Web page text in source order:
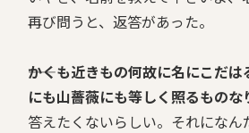
再び問うと、返答があった。
――かくも近きもの何故に名にこだ
にも山薔薇にも等しく照るものな
答えたくないらしい。それになん